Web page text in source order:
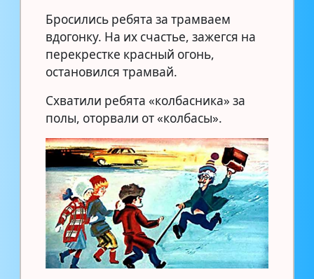
Бросились ребята за трамваем
вдогонку. На их счастье, зажегся на
перекрестке красный огонь,
остановился трамвай.
Схватили ребята «колбасника» за
полы, оторвали от «колбасы».